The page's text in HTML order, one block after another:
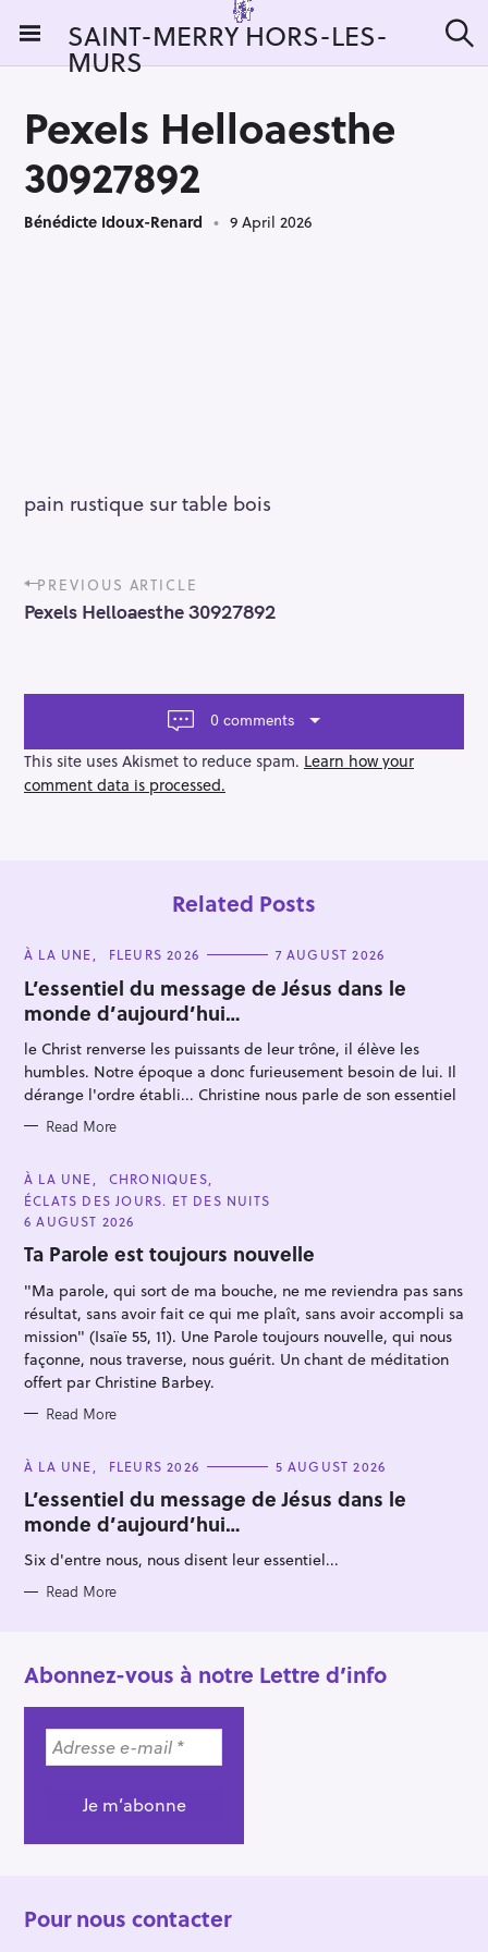
i
SAINT-MERRY HORS-LES-
MURS e
Pexels Helloaesthe
30927892
Bénédicte Idoux-Renard 9 April 2026
pain rustique sur table bois
P
o
s
a
g
a
t
PREVIOUS ARTICLE
Pexels Helloaesthe 30927892
0 comments
This site uses Akismet to reduce spam. Learn how your
comment data is processed.
Related Posts
C
T
E
G
O
R
I
E
S
À LA UNE FLEURS 2026 7 AUGUST 2026
L’essentiel du message de Jésus dans le
monde d’aujourd’hui…
le Christ renverse les puissants de leur trône, il élève les
humbles. Notre époque a donc furieusement besoin de lui. Il
dérange l'ordre établi... Christine nous parle de son essentiel
Read More
C
A
T
E
O
R
E
À LA UNE
CHRONIQUES
ÉCLATS DES JOURS. ET DES NUITS
6 AUGUST 2026
Ta Parole est toujours nouvelle
"Ma parole, qui sort de ma bouche, ne me reviendra pas sans
résultat, sans avoir fait ce qui me plaît, sans avoir accompli sa
mission" (Isaïe 55, 11). Une Parole toujours nouvelle, qui nous
façonne, nous traverse, nous guérit. Un chant de méditation
offert par Christine Barbey.
Read More
C
T
E
G
O
R
I
S
À LA UNE FLEURS 2026 5 AUGUST 2026
L’essentiel du message de Jésus dans le
monde d’aujourd’hui…
Six d'entre nous, nous disent leur essentiel...
Read More
Abonnez-vous à notre Lettre d’info
Pour nous contacter
e
a
r
c
h
f
o
r